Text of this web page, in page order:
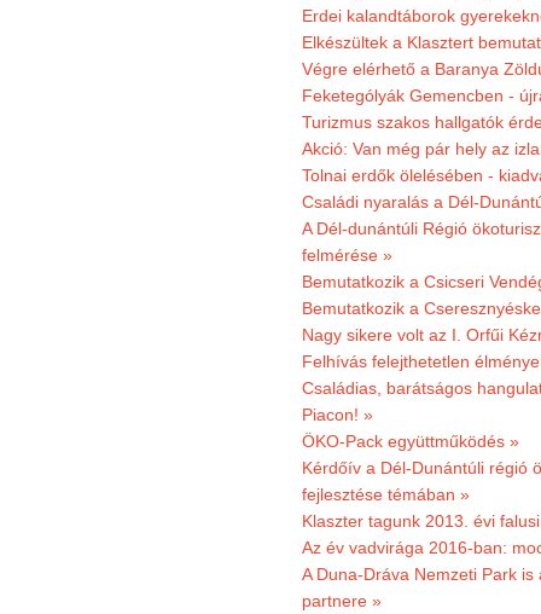
Erdei kalandtáborok
Elkészültek a Klasztert
Végre elérhető a Baranya
Feketególyák Gemencben -
Turizmus szakos hallgatók
Akció: Van még pár hely az
Tolnai erdők ölelésében -
Családi nyaralás a Dél-
A Dél-dunántúli Régió
felmérése »
Bemutatkozik a Csicseri
Bemutatkozik a
Nagy sikere volt az I. Orfűi
Felhívás felejthetetlen
Családias, barátságos
Piacon! »
ÖKO-Pack együttműködés »
Kérdőív a Dél-Dunántúli régió
fejlesztése témában »
Klaszter tagunk 2013. évi
Az év vadvirága 2016-ban:
A Duna-Dráva Nemzeti Park
partnere »